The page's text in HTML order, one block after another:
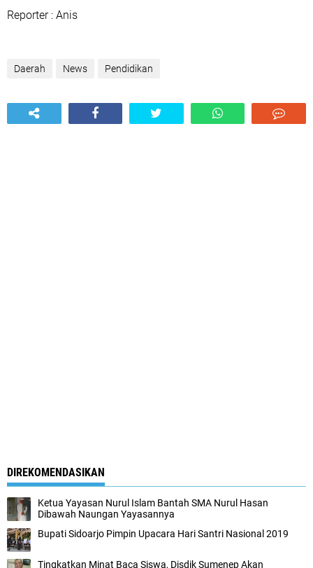
Reporter : Anis
Daerah News Pendidikan
DIREKOMENDASIKAN
Ketua Yayasan Nurul Islam Bantah SMA Nurul Hasan
Dibawah Naungan Yayasannya
Bupati Sidoarjo Pimpin Upacara Hari Santri Nasional 2019
Tingkatkan Minat Baca Siswa, Disdik Sumenep Akan